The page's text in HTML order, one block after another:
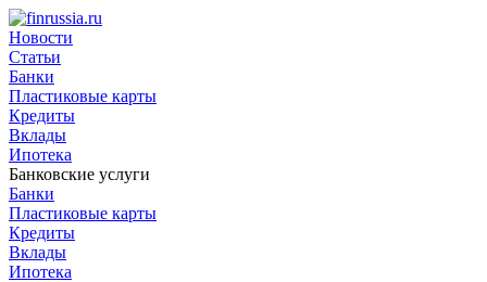
Новости
Статьи
Банки
Пластиковые карты
Кредиты
Вклады
Ипотека
Банковские услуги
Банки
Пластиковые карты
Кредиты
Вклады
Ипотека